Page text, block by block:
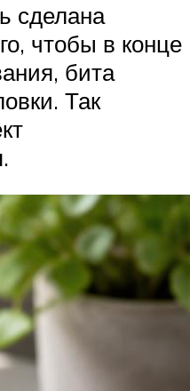
сделана
чтобы в конце
бита
Так